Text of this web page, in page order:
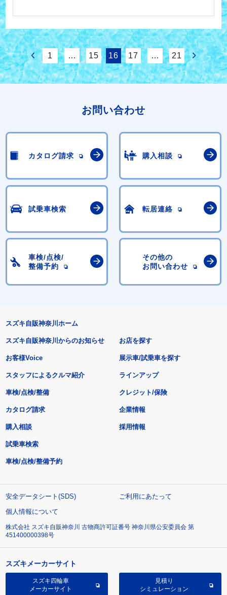
1 … 15 16 17 … 21
お問い合わせ
カタログ請求 購入相談
試乗車検索 転居連絡
車検/点検/
整備予約
その他の
お問い合わせ
スズキ自販神奈川ホーム
スズキ自販神奈川からのお知らせ
お客様Voice
スタッフによるクルマ紹介
お店を探す
展示車/試乗車を探す
ラインアップ
車検/点検/整備 クレジット/保険
カタログ請求
購入相談
試乗車検索
車検/点検/整備予約
企業情報
採用情報
安全データシート(SDS)
ご利用にあたって
個人情報について
株式会社 スズキ自販神奈川 古物商許可証番号 神奈川県公安委員会 第
451400000398号
スズキメーカーサイト
スズキ四輪車
メーカーサイト
見積り
シミュレーション